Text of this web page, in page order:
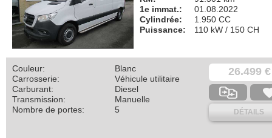
1e immat.:
01.08.2022
Cylindrée:
1.950 CC
Puissance:
110 kW / 150 CH
26.499 €
DÉTAILS
Couleur:
Blanc
Carrosserie:
Véhicule utilitaire
Carburant:
Diesel
Transmission:
Manuelle
Nombre de portes:
5